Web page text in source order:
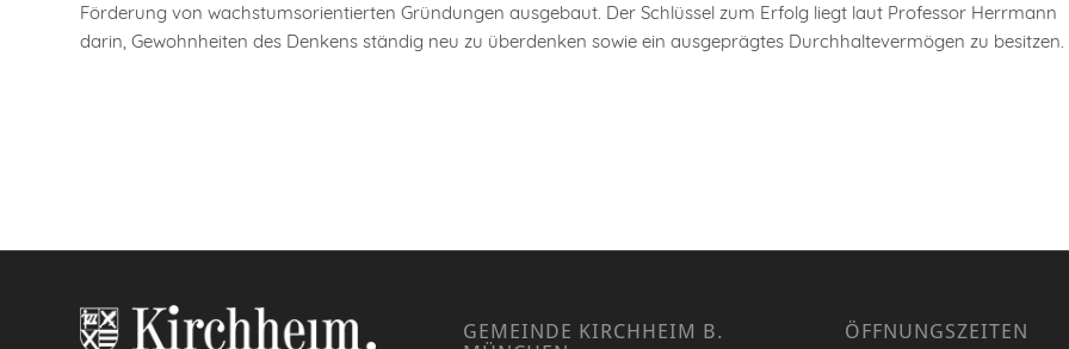
Förderung von wachstumsorientierten Gründungen ausgebaut. Der Schlüssel zum Erfolg liegt laut Professor Herrmann
darin, Gewohnheiten des Denkens ständig neu zu überdenken sowie ein ausgeprägtes Durchhaltevermögen zu besitzen.
GEMEINDE KIRCHHEIM B.
ÖFFNUNGSZEITEN